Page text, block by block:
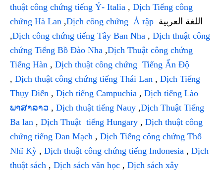
thuật công chứng tiếng Ý- Italia , Dịch Tiếng công
chứng Hà Lan ,Dịch công chứng Ả rập
,Dịch công chứng tiếng Tây Ban Nha , Dịch thuật công
chứng Tiếng Bồ Đào Nha ,Dịch Thuật công chứng
Tiếng Hàn , Dịch thuật công chứng Tiếng Ấn Độ
, Dịch thuật công chứng tiếng Thái Lan , Dịch Tiếng
Thụy Điển , Dịch tiếng Campuchia , Dịch tiếng Lào
ພາສາລາວ , Dịch thuật tiếng Nauy ,Dịch Thuật Tiếng
Ba lan , Dịch Thuật tiếng Hungary , Dịch thuật công
chứng tiếng Đan Mạch , Dịch Tiếng công chứng Thổ
Nhĩ Kỳ , Dịch thuật công chứng tiếng Indonesia , Dịch
thuật sách , Dịch sách văn học , Dịch sách xây